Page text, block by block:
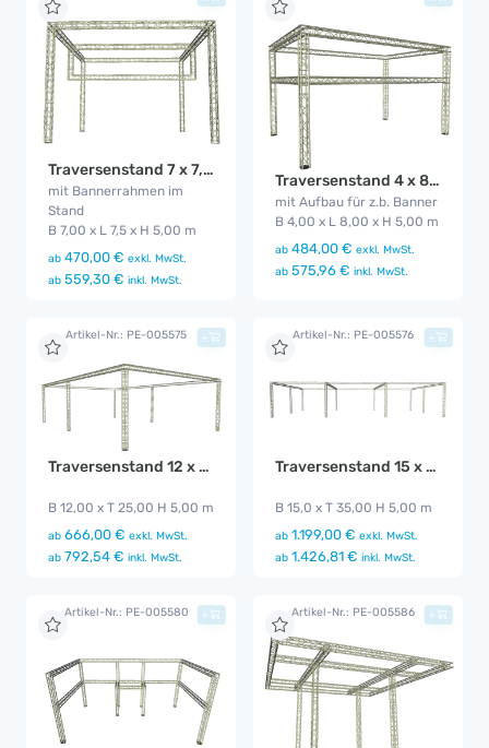
Traversenstand 7 x 7,5 m Banner
mit Bannerrahmen im
Stand
B 7,00 x L 7,5 x H 5,00 m
ab 470,00 € exkl. MwSt.
ab 559,30 € inkl. MwSt.
Traversenstand 4 x 8 m mit Aufbau
mit Aufbau für z.b. Banner
B 4,00 x L 8,00 x H 5,00 m
ab 484,00 € exkl. MwSt.
ab 575,96 € inkl. MwSt.
Artikel-Nr.: PE-005575
Traversenstand 12 x 25 m
B 12,00 x T 25,00 H 5,00 m
ab 666,00 € exkl. MwSt.
ab 792,54 € inkl. MwSt.
+ Artikel-Nr.: PE-005576
Traversenstand 15 x 35m
B 15,0 x T 35,00 H 5,00 m
ab 1.199,00 € exkl. MwSt.
ab 1.426,81 € inkl. MwSt.
+
Artikel-Nr.: PE-005580 + Artikel-Nr.: PE-005586 +